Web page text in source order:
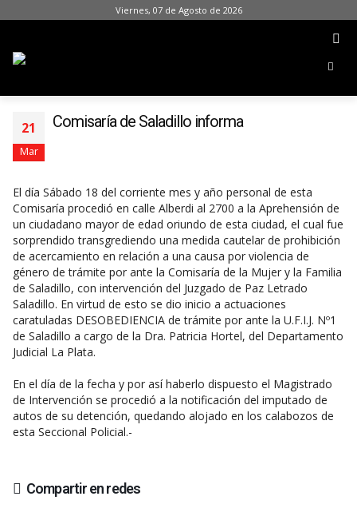
Viernes, 07 de Agosto de 2026
21
Mar
Comisaría de Saladillo informa
El día Sábado 18 del corriente mes y año personal de esta
Comisaría procedió en calle Alberdi al 2700 a la Aprehensión de
un ciudadano mayor de edad oriundo de esta ciudad, el cual fue
sorprendido transgrediendo una medida cautelar de prohibición
de acercamiento en relación a una causa por violencia de
género de trámite por ante la Comisaría de la Mujer y la Familia
de Saladillo, con intervención del Juzgado de Paz Letrado
Saladillo. En virtud de esto se dio inicio a actuaciones
caratuladas DESOBEDIENCIA de trámite por ante la U.F.I.J. Nº1
de Saladillo a cargo de la Dra. Patricia Hortel, del Departamento
Judicial La Plata.
En el día de la fecha y por así haberlo dispuesto el Magistrado
de Intervención se procedió a la notificación del imputado de
autos de su detención, quedando alojado en los calabozos de
esta Seccional Policial.-
Compartir en redes